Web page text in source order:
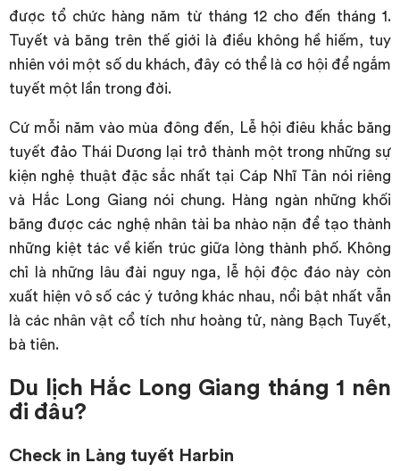
được tổ chức hàng năm từ tháng 12 cho đến tháng 1.
Tuyết và băng trên thế giới là điều không hề hiếm, tuy
nhiên với một số du khách, đây có thể là cơ hội để ngắm
tuyết một lần trong đời.
Cứ mỗi năm vào mùa đông đến, Lễ hội điêu khắc băng
tuyết đảo Thái Dương lại trở thành một trong những sự
kiện nghệ thuật đặc sắc nhất tại Cáp Nhĩ Tân nói riêng
và Hắc Long Giang nói chung. Hàng ngàn những khối
băng được các nghệ nhân tài ba nhào nặn để tạo thành
những kiệt tác về kiến trúc giữa lòng thành phố. Không
chỉ là những lâu đài nguy nga, lễ hội độc đáo này còn
xuất hiện vô số các ý tưởng khác nhau, nổi bật nhất vẫn
là các nhân vật cổ tích như hoàng tử, nàng Bạch Tuyết,
bà tiên.
Du lịch Hắc Long Giang tháng 1 nên
đi đâu?
Check in Làng tuyết Harbin